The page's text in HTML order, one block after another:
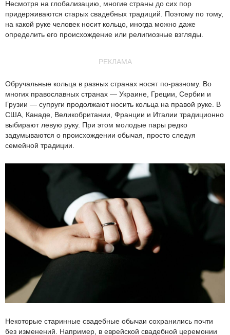
Несмотря на глобализацию, многие страны до сих пор
придерживаются старых свадебных традиций. Поэтому по тому,
на какой руке человек носит кольцо, иногда можно даже
определить его происхождение или религиозные взгляды.
РЕКЛАМА
Обручальные кольца в разных странах носят по-разному. Во
многих православных странах — Украине, Греции, Сербии и
Грузии — супруги продолжают носить кольца на правой руке. В
США, Канаде, Великобритании, Франции и Италии традиционно
выбирают левую руку. При этом молодые пары редко
задумываются о происхождении обычая, просто следуя
семейной традиции.
Некоторые старинные свадебные обычаи сохранились почти
без изменений. Например, в еврейской свадебной церемонии